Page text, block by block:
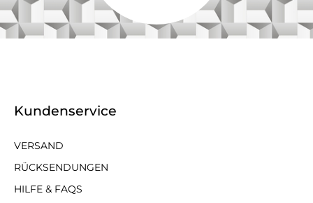
Kundenservice
VERSAND
RÜCKSENDUNGEN
HILFE & FAQS